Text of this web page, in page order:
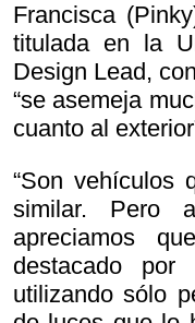
Francisca
titulada en la
Design Lead,
“se asemeja
cuanto al
“Son vehículos
similar. Pero
apreciamos
destacado por
utilizando sólo